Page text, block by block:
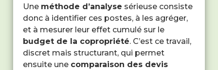
Une méthode d’analyse sérieuse consiste
donc à identifier ces postes, à les agréger,
et à mesurer leur effet cumulé sur le
budget de la copropriété. C’est ce travail,
discret mais structurant, qui permet
ensuite une comparaison des devis